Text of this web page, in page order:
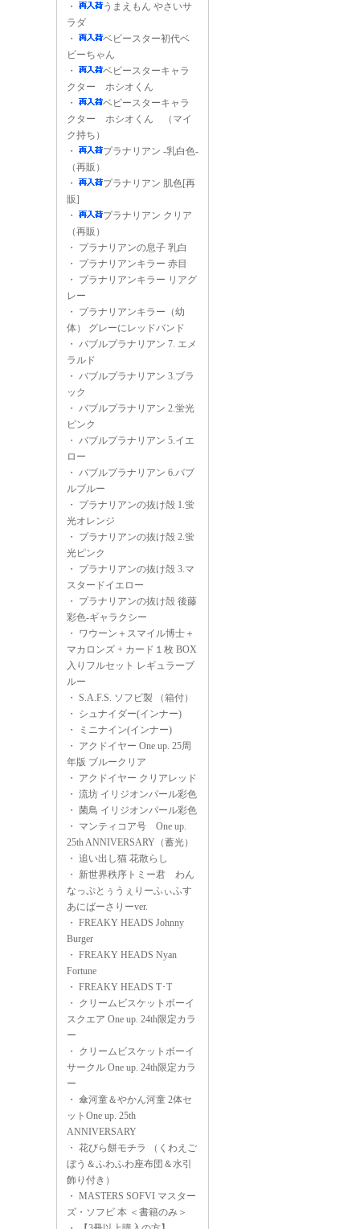
・
うまえもん やさいサ
ラダ
・
ベビースター初代ベ
ビーちゃん
・
ベビースターキャラ
クター ホシオくん
・
ベビースターキャラ
クター ホシオくん （マイ
ク持ち）
・
プラナリアン -乳白色-
（再販）
・
プラナリアン 肌色[再
販]
・
プラナリアン クリア
（再販）
・ プラナリアンの息子 乳白
・ プラナリアンキラー 赤目
・ プラナリアンキラー リアグ
レー
・ プラナリアンキラー（幼
体） グレーにレッドバンド
・ バブルプラナリアン 7. エメ
ラルド
・ バブルプラナリアン 3.ブラ
ック
・ バブルプラナリアン 2.蛍光
ピンク
・ バブルプラナリアン 5.イエ
ロー
・ バブルプラナリアン 6.バブ
ルブルー
・ プラナリアンの抜け殻 1.蛍
光オレンジ
・ プラナリアンの抜け殻 2.蛍
光ピンク
・ プラナリアンの抜け殻 3.マ
スタードイエロー
・ プラナリアンの抜け殻 後藤
彩色-ギャラクシー
・ ワウーン＋スマイル博士＋
マカロンズ + カード１枚 BOX
入りフルセット レギュラーブ
ルー
・ S.A.F.S. ソフビ製 （箱付）
・ シュナイダー(インナー)
・
ミニナイン(インナー)
・ アクドイヤー One up. 25周
年版 ブルークリア
・ アクドイヤー クリアレッド
・ 流坊 イリジオンパール彩色
・ 菌鳥 イリジオンパール彩色
・ マンティコア号 One up.
25th ANNIVERSARY（蓄光）
・ 追い出し猫 花散らし
・ 新世界秩序トミー君 わん
なっぷとぅうぇりーふぃふす
あにばーさりーver.
・ FREAKY HEADS Johnny
Burger
・ FREAKY HEADS Nyan
Fortune
・ FREAKY HEADS T･T
・ クリームビスケットボーイ
スクエア One up. 24th限定カラ
ー
・ クリームビスケットボーイ
サークル One up. 24th限定カラ
ー
・ 傘河童＆やかん河童 2体セ
ットOne up. 25th
ANNIVERSARY
・ 花びら餅モチラ （くわえご
ぼう＆ふわふわ座布団＆水引
飾り付き）
・ MASTERS SOFVI マスター
ズ・ソフビ 本 ＜書籍のみ＞